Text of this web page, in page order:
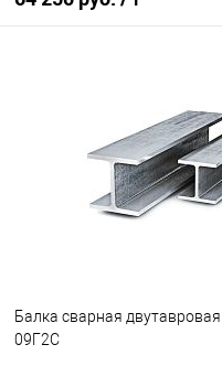
Купить в 1 клик
В избранное
Балка сварная
09Г2С